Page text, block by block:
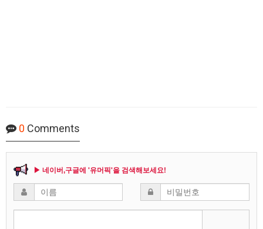
0 Comments
▶ 네이버,구글에 '유머픽'을 검색해보세요!